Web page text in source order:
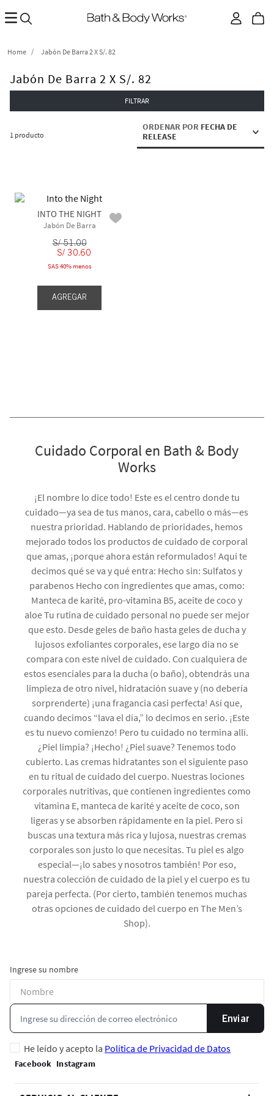
Jabón De Barra 2 X S/. 82
Jabón De Barra 2 X S/. 82
FILTRAR
1 producto
ORDENAR POR FECHA DE
RELEASE
INTO THE NIGHT
Jabón De Barra
S/ 51.00
S/ 30.60
SAS 40% menos
AGREGAR
Cuidado Corporal en Bath & Body
Works
¡El nombre lo dice todo! Este es el centro donde tu
cuidado—ya sea de tus manos, cara, cabello o más—es
nuestra prioridad. Hablando de prioridades, hemos
mejorado todos los productos de cuidado de corporal
que amas, ¡porque ahora están reformulados! Aquí te
decimos qué se va y qué entra: Hecho sin: Sulfatos y
parabenos Hecho con ingredientes que amas, como:
Manteca de karité, pro-vitamina B5, aceite de coco y
aloe Tu rutina de cuidado personal no puede ser mejor
que esto. Desde geles de baño hasta geles de ducha y
lujosos exfoliantes corporales, ese largo día no se
compara con este nivel de cuidado. Con cualquiera de
estos esenciales para la ducha (o baño), obtendrás una
limpieza de otro nivel, hidratación suave y (no debería
sorprenderte) ¡una fragancia casi perfecta! Así que,
cuando decimos “lava el día,” lo decimos en serio. ¡Este
es tu nuevo comienzo! Pero tu cuidado no termina allí.
¿Piel limpia? ¡Hecho! ¿Piel suave? Tenemos todo
cubierto. Las cremas hidratantes son el siguiente paso
en tu ritual de cuidado del cuerpo. Nuestras lociones
corporales nutritivas, que contienen ingredientes como
vitamina E, manteca de karité y aceite de coco, son
ligeras y se absorben rápidamente en la piel. Pero si
buscas una textura más rica y lujosa, nuestras cremas
corporales son justo lo que necesitas. Tu piel es algo
especial—¡lo sabes y nosotros también! Por eso,
nuestra colección de cuidado de la piel y el cuerpo es tu
pareja perfecta. (Por cierto, también tenemos muchas
otras opciones de cuidado del cuerpo en The Men’s
Shop).
Ingrese su nombre
Enviar
He leído y acepto la Política de Privacidad de Datos